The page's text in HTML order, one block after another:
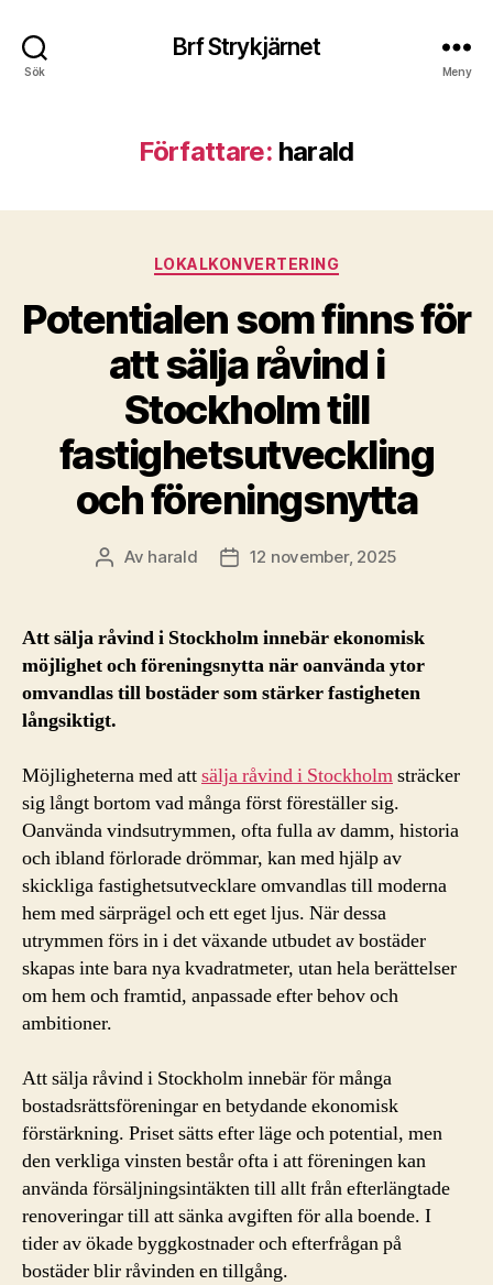
Sök
Brf Strykjärnet
Meny
Författare: harald
Kategorier
LOKALKONVERTERING
Potentialen som finns för
att sälja råvind i
Stockholm till
fastighetsutveckling
och föreningsnytta
Inläggsförfattare
Av harald Inläggsdatum
12 november, 2025
Att sälja råvind i Stockholm innebär ekonomisk
möjlighet och föreningsnytta när oanvända ytor
omvandlas till bostäder som stärker fastigheten
långsiktigt.
Möjligheterna med attsälja råvind i Stockholmsträcker
sig långt bortom vad många först föreställer sig.
Oanvända vindsutrymmen, ofta fulla av damm, historia
och ibland förlorade drömmar, kan med hjälp av
skickliga fastighetsutvecklare omvandlas till moderna
hem med särprägel och ett eget ljus. När dessa
utrymmen förs in i det växande utbudet av bostäder
skapas inte bara nya kvadratmeter, utan hela berättelser
om hem och framtid, anpassade efter behov och
ambitioner.
Att sälja råvind i Stockholm innebär för många
bostadsrättsföreningar en betydande ekonomisk
förstärkning. Priset sätts efter läge och potential, men
den verkliga vinsten består ofta i att föreningen kan
använda försäljningsintäkten till allt från efterlängtade
renoveringar till att sänka avgiften för alla boende. I
tider av ökade byggkostnader och efterfrågan på
bostäder blir råvinden en tillgång.